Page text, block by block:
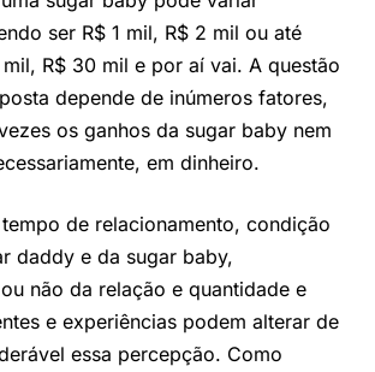
ser R$ 1 mil, R$ 2 mil ou até
R$ 30 mil e por aí vai. A questão
depende de inúmeros fatores,
os ganhos da sugar baby nem
em dinheiro.
de relacionamento, condição
daddy e da sugar baby,
não da relação e quantidade e
e experiências podem alterar de
essa percepção. Como